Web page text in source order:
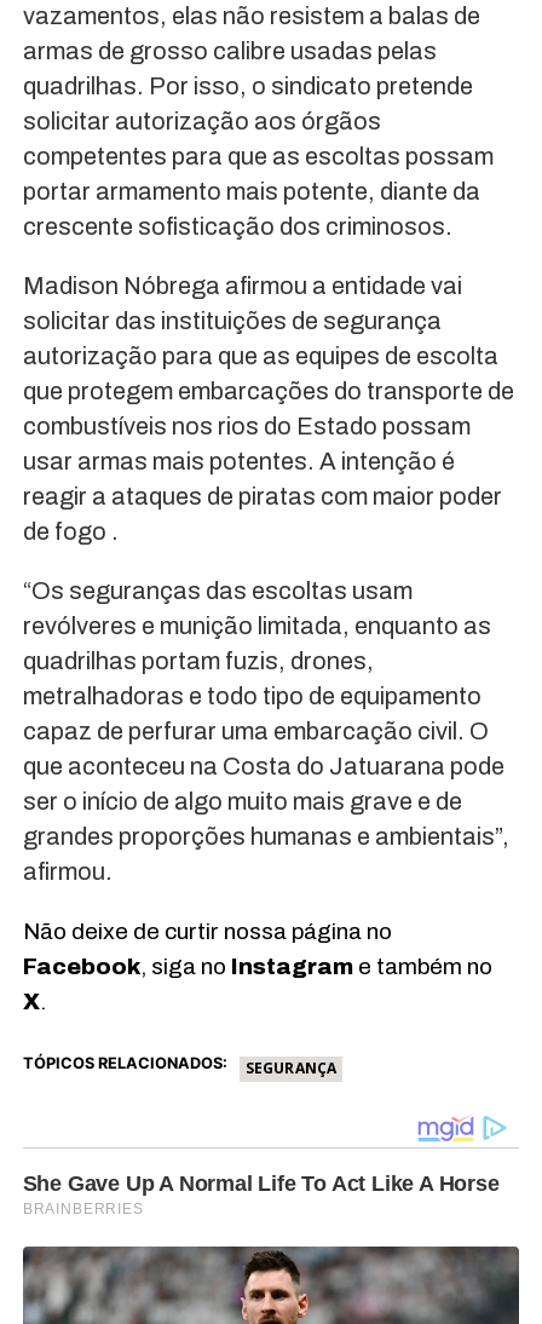
vazamentos, elas não resistem a balas de
armas de grosso calibre usadas pelas
quadrilhas. Por isso, o sindicato pretende
solicitar autorização aos órgãos
competentes para que as escoltas possam
portar armamento mais potente, diante da
crescente sofisticação dos criminosos.
Madison Nóbrega afirmou a entidade vai
solicitar das instituições de segurança
autorização para que as equipes de escolta
que protegem embarcações do transporte de
combustíveis nos rios do Estado possam
usar armas mais potentes. A intenção é
reagir a ataques de piratas com maior poder
de fogo .
“Os seguranças das escoltas usam
revólveres e munição limitada, enquanto as
quadrilhas portam fuzis, drones,
metralhadoras e todo tipo de equipamento
capaz de perfurar uma embarcação civil. O
que aconteceu na Costa do Jatuarana pode
ser o início de algo muito mais grave e de
grandes proporções humanas e ambientais”,
afirmou.
Não deixe de curtir nossa página no
Facebook, siga no Instagrame também no
X.
TÓPICOS RELACIONADOS: SEGURANÇA